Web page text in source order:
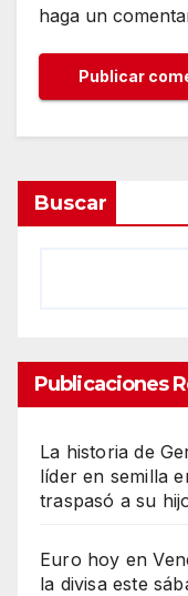
haga un
Buscar
Publicaciones
La historia de
líder en semilla
traspasó a su
Euro hoy en
la divisa este